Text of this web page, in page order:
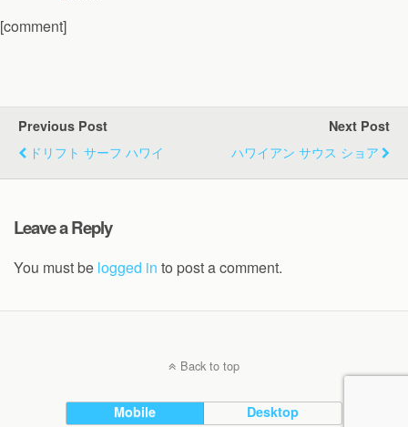
[comment]
Previous Post
ドリフト サーフ ハワイ
Next Post
ハワイアン サウス ショア
Leave a Reply
You must be logged in to post a comment.
Back to top
Mobile Desktop